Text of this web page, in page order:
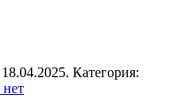
18.04.2025. Категория:
нет